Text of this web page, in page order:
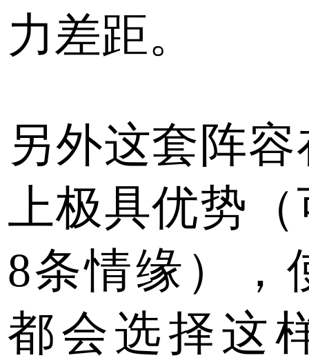
力差距。
另外这套阵
上极具优势
8条情缘），
都会选择这